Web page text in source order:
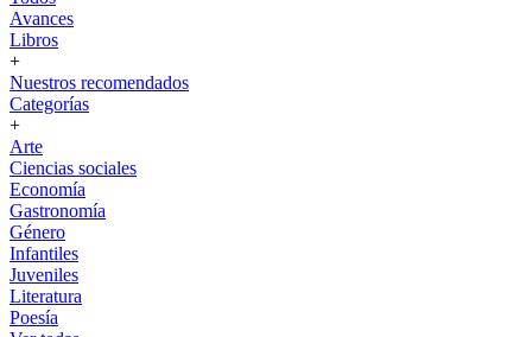
Avances
Libros
+
Nuestros recomendados
Categorías
+
Arte
Ciencias sociales
Economía
Gastronomía
Género
Infantiles
Juveniles
Literatura
Poesía